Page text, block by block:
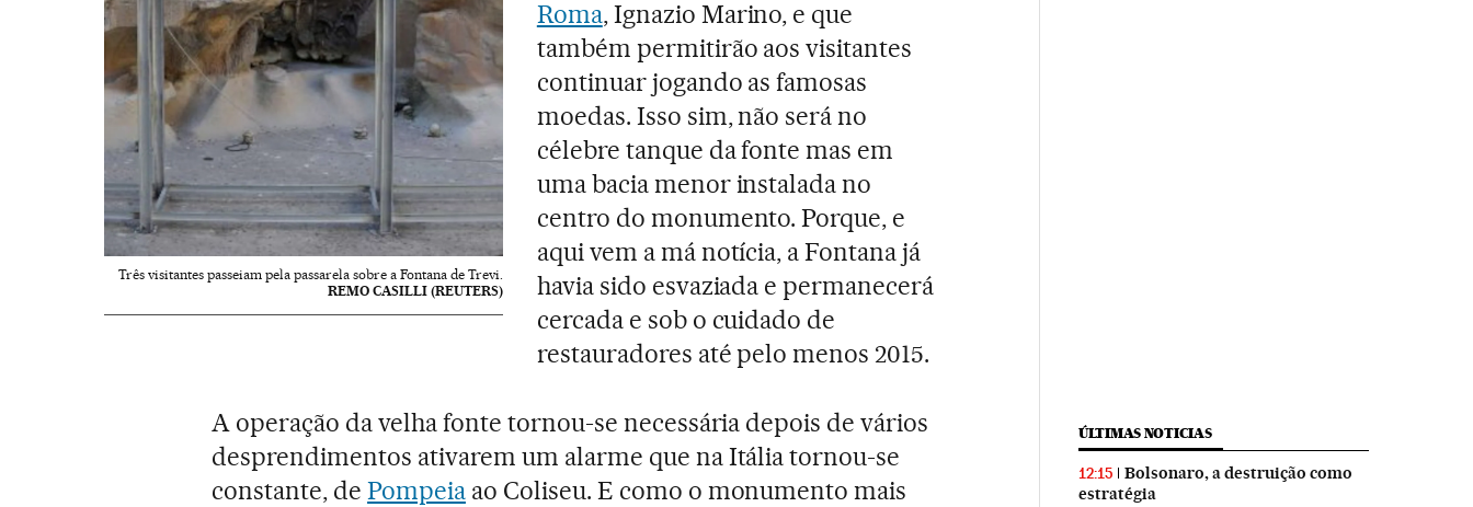
Três visitantes passeiam pela passarela sobre a Fontana de Trevi.
REMO CASILLI (REUTERS)
Roma, Ignazio Marino, e que
também permitirão aos visitantes
continuar jogando as famosas
moedas. Isso sim, não será no
célebre tanque da fonte mas em
uma bacia menor instalada no
centro do monumento. Porque, e
aqui vem a má notícia, a Fontana já
havia sido esvaziada e permanecerá
cercada e sob o cuidado de
restauradores até pelo menos 2015.
A operação da velha fonte tornou-se necessária depois de vários
desprendimentos ativarem um alarme que na Itália tornou-se
constante, dePompeiaao Coliseu. E como o monumento mais
ÚLTIMAS NOTICIAS
12:15
Bolsonaro, a destruição como
estratégia